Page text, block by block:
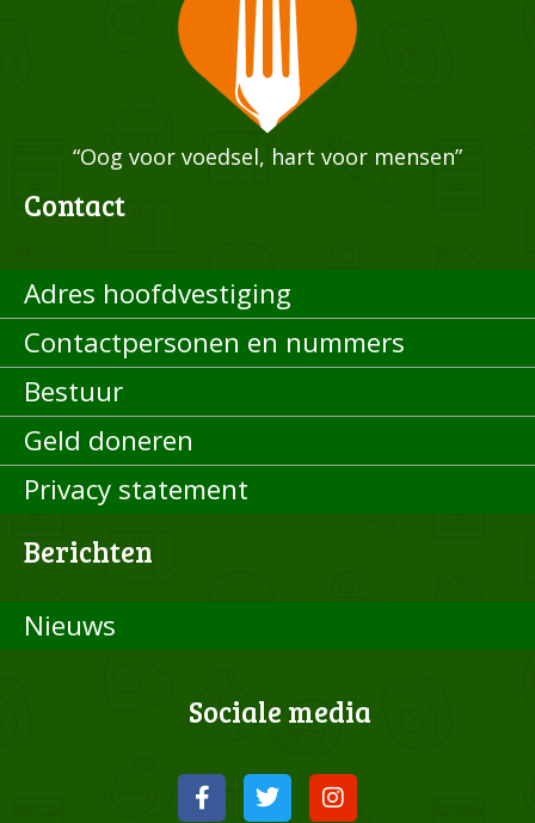
“Oog voor voedsel, hart voor mensen”
Contact
Adres hoofdvestiging
Contactpersonen en nummers
Bestuur
Geld doneren
Privacy statement
Berichten
Nieuws
Sociale media